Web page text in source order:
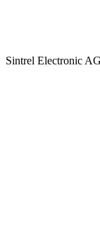
Sintrel Electronic